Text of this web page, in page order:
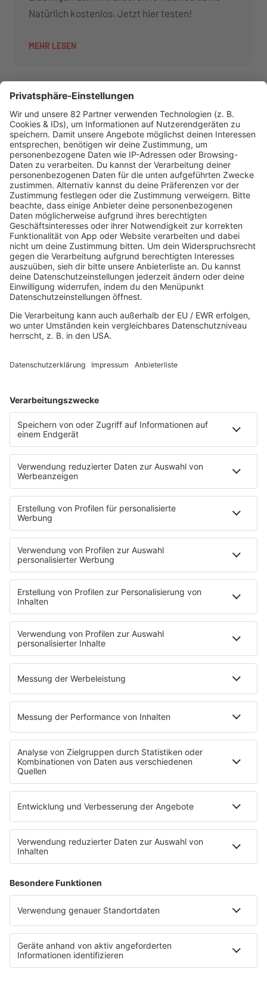
Natürlich kostenlos. Jetzt hier testen!
MEHR LESEN
AKTIONEN
R.SH hilft helfen-Stiftung!
AKTUELL
Aktuelles von den R.SH Schleswig-Holstein-Reportern
Jobbörse
MUSIK
Unsere Musikstreams
Konzerte und Events
Comedy
Wetter
Verkehr
PODCASTS
Zufall: Wenn ein Moment alles verändert
Küsten-Köppe mit Frank Bremser
Blaulicht. Der Helfer-Podcast
Neues von der Märchenküste
Störche-Schnack. Der Holstein Kiel-Podcast
Politik verstehen... Der R.SH-Podcast mit Carsten Kock!
Jahrhundertgeschichten
Die R.SH Gemeindesongs
Der R.SH Telefonschreck
Familienfuchs: Der Erziehungspodcast
Schlank und Gesund mit Patric Heizmann
Brave & One: Der Beziehungs-Podcast
ShoreTime: Der Küstenschnack
Der Barbara Schöneberger-Podcast: Mit den Waffeln
einer Frau
MEIN R.SH
Empfang
R.SH-Shop
Werbung buchen
Häufige Fragen
Jobs bei R.SH
INFORMATION
Datenschutz
Datenschutzeinstellungen
Clubbedingungen
Teilnahmebedingungen
R.SH auf radioplayer.de
Stromvergleich